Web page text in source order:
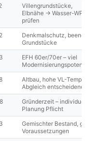
Villengrundstücke,
Elbnähe → Wasser-WP
prüfen
Denkmalschutz,
Grundstücke
EFH 60er/70er – viel
Altbau, hohe VL-Temp. –
Abgleich entscheidend
Gründerzeit –
Planung Pflicht
Gemischter Bestand,
Voraussetzungen